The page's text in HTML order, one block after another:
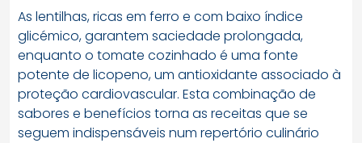
As lentilhas, ricas em ferro e com baixo índice
glicémico, garantem saciedade prolongada,
enquanto o tomate cozinhado é uma fonte
potente de licopeno, um antioxidante associado à
proteção cardiovascular. Esta combinação de
sabores e benefícios torna as receitas que se
seguem indispensáveis num repertório culinário